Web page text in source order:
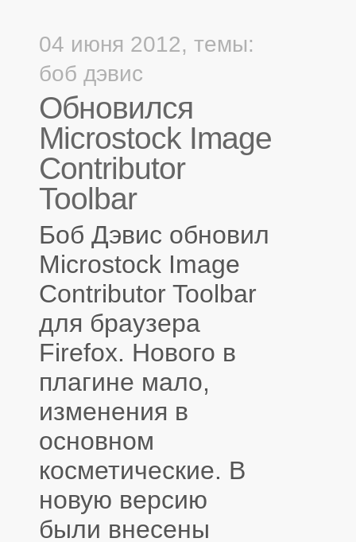
04 июня 2012, темы:
боб дэвис
Обновился
Microstock Image
Contributor
Toolbar
Боб Дэвис обновил
Microstock Image
Contributor Toolbar
для браузера
Firefox. Нового в
плагине мало,
изменения в
основном
косметические. В
новую версию
были внесены